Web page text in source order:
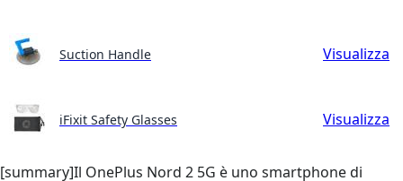
Suction Handle Visualizza
iFixit Safety Glasses Visualizza
[summary]Il OnePlus Nord 2 5G è uno smartphone di